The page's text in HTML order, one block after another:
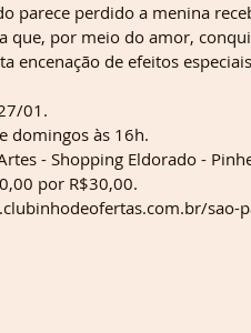
parece perdido a menina
que, por meio do amor,
encenação de efeitos
01.
domingos às 16h.
- Shopping Eldorado -
por R$30,00.
sao-